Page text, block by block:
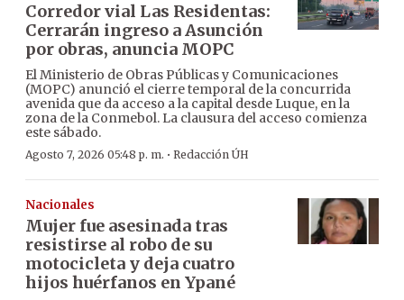
Corredor vial Las Residentas:
Cerrarán ingreso a Asunción
por obras, anuncia MOPC
El Ministerio de Obras Públicas y Comunicaciones
(MOPC) anunció el cierre temporal de la concurrida
avenida que da acceso a la capital desde Luque, en la
zona de la Conmebol. La clausura del acceso comienza
este sábado.
Agosto 7, 2026 05:48 p. m. · Redacción ÚH
Nacionales
Mujer fue asesinada tras
resistirse al robo de su
motocicleta y deja cuatro
hijos huérfanos en Ypané